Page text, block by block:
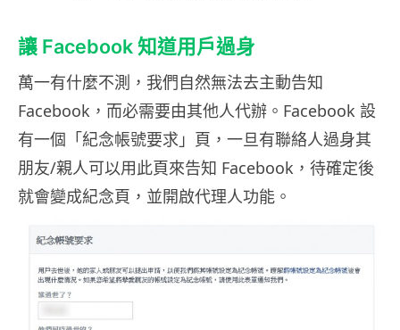
讓 Facebook 知道用戶過身
萬一有什麼不測，我們自然無法去主動告知
Facebook，而必需要由其他人代辦。Facebook 設
有一個「紀念帳號要求」頁，一旦有聯絡人過身其
朋友/親人可以用此頁來告知 Facebook，待確定後
就會變成紀念頁，並開啟代理人功能。